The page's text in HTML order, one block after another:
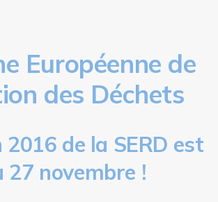
Européenne de
des Déchets
de la SERD est
27 novembre !